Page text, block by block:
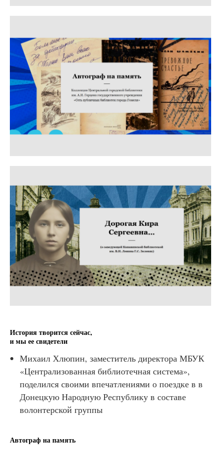
История творится сейчас,
и мы ее свидетели
Михаил Хлюпин, заместитель директора МБУК
«Централизованная библиотечная система»,
поделился своими впечатлениями о поездке в в
Донецкую Народную Республику в составе
волонтерской группы
Автограф на память